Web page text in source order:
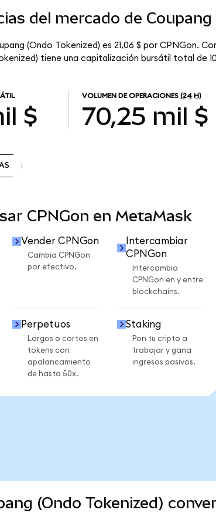
del mercado de Coupang
(Ondo Tokenized) es 21,06 $ por CPNGon.
tiene una capitalización bursátil total de
$
VOLUMEN DE OPERACIONES (24 H)
70,25 mil $
CPNGon en MetaMask
Vender CPNGon
Cambia CPNGon
por efectivo.
Intercambiar
CPNGon
Intercambia
CPNGon en y entre
blockchains.
Perpetuos
Largos o cortos en
tokens con
apalancamiento
de hasta 50x.
Staking
Pon tu cripto a
trabajar y gana
ingresos pasivos.
(Ondo Tokenized)